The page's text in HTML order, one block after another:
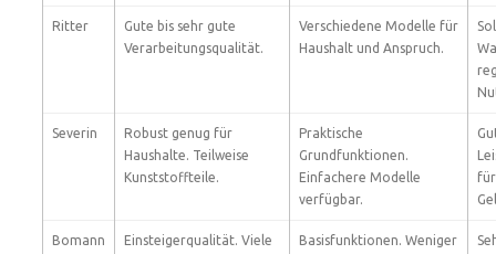
Ritter
Gute bis sehr gute
Verarbeitungsqualität.
Verschiedene Modelle für
Haushalt und Anspruch.
Severin
Robust genug für
Haushalte. Teilweise
Kunststoffteile.
Praktische
Grundfunktionen.
Einfachere Modelle
verfügbar.
für
Bomann
Einsteigerqualität. Viele
Basisfunktionen. Weniger